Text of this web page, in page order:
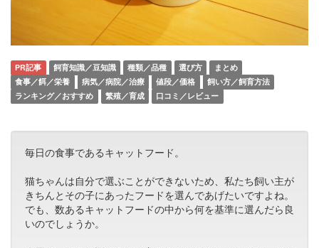
PR記事 飼育知識／豆知識 種類／品種 選び方
まとめ
食事／餌／栄養
病気／病院／治療 値段／価格
飼い方／飼育方法
ランキング／おすすめ
繁殖／育成 口コミ／レビュー
毎日の食事であるキャットフード。
猫ちゃんは自分で選ぶことができないため、私たち飼い主が
きちんとその子にあったフードを選んであげたいですよね。
でも、数あるキャットフードの中から何を基準に選んだら良
いのでしょうか。